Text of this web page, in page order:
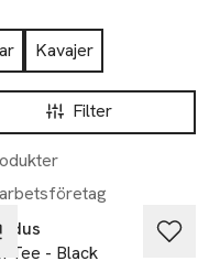
Kavajer
Filter
Tee - Black